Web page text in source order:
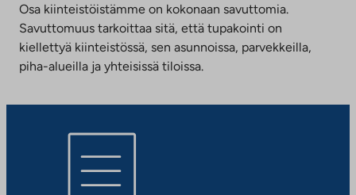
Osa kiinteistöistämme on kokonaan savuttomia.
Savuttomuus tarkoittaa sitä, että tupakointi on
kiellettyä kiinteistössä, sen asunnoissa, parvekkeilla,
piha-alueilla ja yhteisissä tiloissa.